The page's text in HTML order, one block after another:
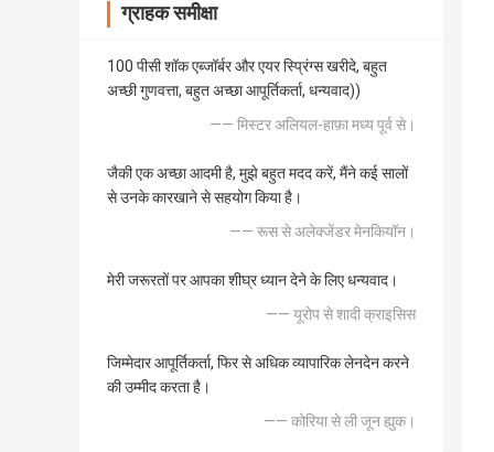
ग्राहक समीक्षा
100 पीसी शॉक एब्जॉर्बर और एयर स्प्रिंग्स खरीदे, बहुत
अच्छी गुणवत्ता, बहुत अच्छा आपूर्तिकर्ता, धन्यवाद))
—— मिस्टर अलियल-हाफ़ा मध्य पूर्व से।
जैकी एक अच्छा आदमी है, मुझे बहुत मदद करें, मैंने कई सालों
से उनके कारखाने से सहयोग किया है।
—— रूस से अलेक्जेंडर मेनकियॉन।
मेरी जरूरतों पर आपका शीघ्र ध्यान देने के लिए धन्यवाद।
—— यूरोप से शादी क्राइसिस
जिम्मेदार आपूर्तिकर्ता, फिर से अधिक व्यापारिक लेनदेन करने
की उम्मीद करता है।
—— कोरिया से ली जून ह्युक।